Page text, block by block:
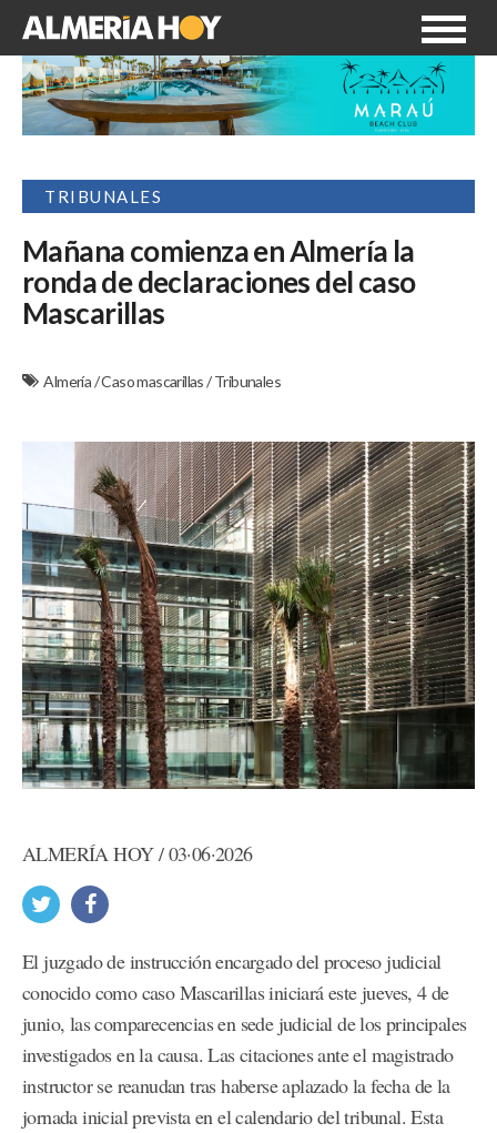
TRIBUNALES
Mañana comienza en Almería la
ronda de declaraciones del caso
Mascarillas
Almería/Caso mascarillas/Tribunales
ALMERÍA HOY / 03·06·2026
El juzgado de instrucción encargado del proceso judicial
conocido como caso Mascarillas iniciará este jueves, 4 de
junio, las comparecencias en sede judicial de los principales
investigados en la causa. Las citaciones ante el magistrado
instructor se reanudan tras haberse aplazado la fecha de la
jornada inicial prevista en el calendario del tribunal. Esta